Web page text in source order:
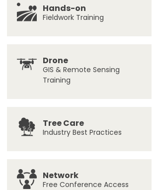
Hands-on
Fieldwork Training
Drone
GIS & Remote Sensing
Training
Tree Care
Industry Best Practices
Network
Free Conference Access